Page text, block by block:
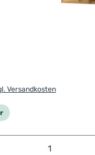
Versandkosten
Gib den